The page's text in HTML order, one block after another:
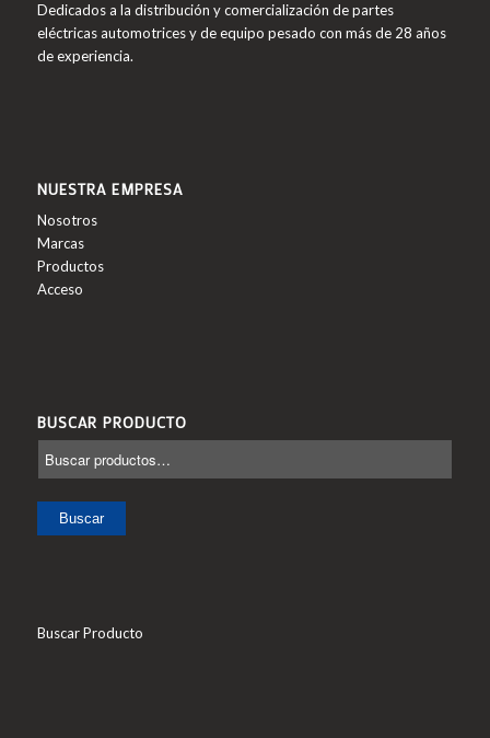
Dedicados a la distribución y comercialización de partes
eléctricas automotrices y de equipo pesado con más de 28 años
de experiencia.
NUESTRA EMPRESA
Nosotros
Marcas
Productos
Acceso
BUSCAR PRODUCTO
Buscar
Buscar Producto